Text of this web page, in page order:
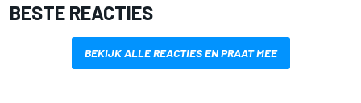
BESTE REACTIES
BEKIJK ALLE REACTIES EN PRAAT MEE